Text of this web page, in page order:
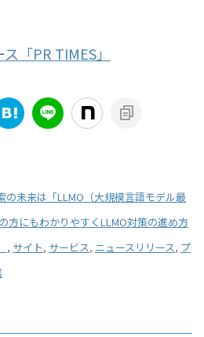
「PR TIMES」
の未来は「LLMO（大規模言語モデル最
方にもわかりやすくLLMO対策の進め方
, サイト, サービス, ニュースリリース, プ